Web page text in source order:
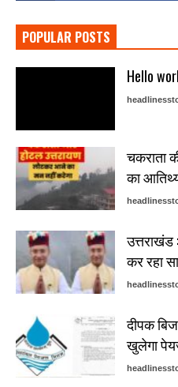
POPULAR POSTS
Hello
चकराता
का
कर रहा
दीपक
खुलेगा